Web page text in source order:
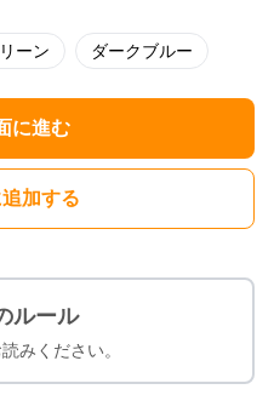
ーン ダークブルー
に進む
加する
ルール
みください。